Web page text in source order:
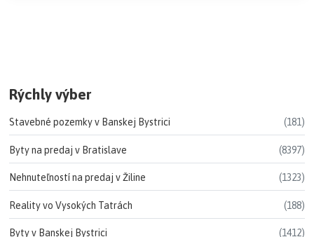
Rýchly výber
Stavebné pozemky v Banskej Bystrici (181)
Byty na predaj v Bratislave (8397)
Nehnuteľností na predaj v Žiline (1323)
Reality vo Vysokých Tatrách (188)
Byty v Banskej Bystrici (1412)